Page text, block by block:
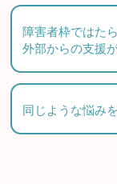
障害者枠ではた
外部からの支援
同じような悩み